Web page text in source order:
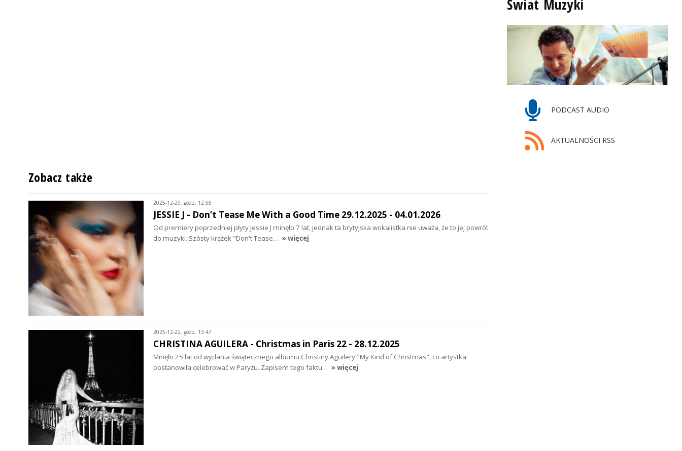
Świat Muzyki
PODCAST AUDIO
AKTUALNOŚCI RSS
Zobacz także
2025-12-29, godz. 12:58
JESSIE J - Don’t Tease Me With a Good Time 29.12.2025 - 04.01.2026
Od premiery poprzedniej płyty Jessie J minęło 7 lat, jednak ta brytyjska wokalistka nie uważa, że to jej powrót
do muzyki. Szósty krążek "Don't Tease… » więcej
2025-12-22, godz. 13:47
CHRISTINA AGUILERA - Christmas in Paris 22 - 28.12.2025
Minęło 25 lat od wydania świątecznego albumu Christiny Aguilery "My Kind of Christmas", co artystka
postanowiła celebrować w Paryżu. Zapisem tego faktu… » więcej